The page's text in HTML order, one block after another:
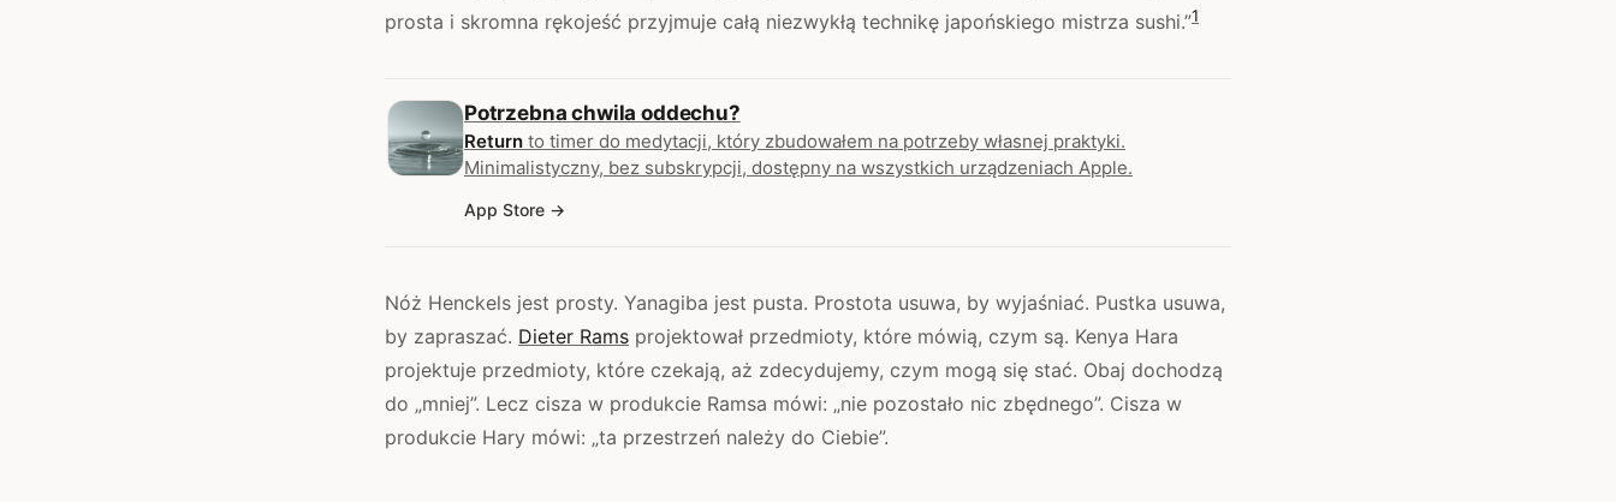
prosta i skromna rękojeść przyjmuje całą niezwykłą technikę japońskiego mistrza sushi.”1
Potrzebna chwila oddechu?
Return to timer do medytacji, który zbudowałem na potrzeby własnej praktyki.
Minimalistyczny, bez subskrypcji, dostępny na wszystkich urządzeniach Apple.
App Store
Nóż Henckels jest prosty. Yanagiba jest pusta. Prostota usuwa, by wyjaśniać. Pustka usuwa,
by zapraszać. Dieter Rams projektował przedmioty, które mówią, czym są. Kenya Hara
projektuje przedmioty, które czekają, aż zdecydujemy, czym mogą się stać. Obaj dochodzą
do „mniej”. Lecz cisza w produkcie Ramsa mówi: „nie pozostało nic zbędnego”. Cisza w
produkcie Hary mówi: „ta przestrzeń należy do Ciebie”.